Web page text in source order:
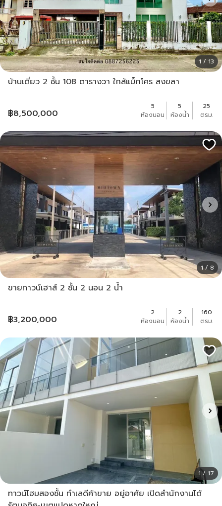
1 / 13
บ้านเดี่ยว 2 ชั้น 108 ตารางวา ใกล้แม็กโคร สงขลา
฿8,500,000
5
ห้องนอน
5
ห้องน้ำ
25
ตรม.
1 / 8
ขายทาวน์เฮาส์ 2 ชั้น 2 นอน 2 น้ำ
฿3,200,000
2
ห้องนอน
2
ห้องน้ำ
160
ตรม.
1 / 17
ทาวน์โฮมสองชั้น ทำเลดีค้าขาย อยู่อาศัย เปิดสำนักงานได้